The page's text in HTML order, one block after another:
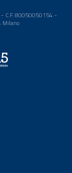
C.F. 80050050154 -
Milano